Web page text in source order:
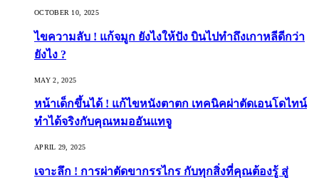
OCTOBER 10, 2025
ไขความลับ ! แก้จมูก ยังไงให้ปัง บินไปทำถึงเกาหลีดีกว่า
ยังไง ?
MAY 2, 2025
หน้าเด็กขึ้นได้ ! แก้ไขหนังตาตก เทคนิคผ่าตัดเอนโดไทน์
ทำได้จริงกับคุณหมออันแทจู
APRIL 29, 2025
เจาะลึก ! การผ่าตัดขากรรไกร กับทุกสิ่งที่คุณต้องรู้ สู่